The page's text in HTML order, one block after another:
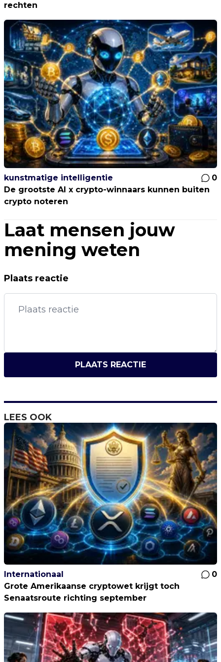
rechten
kunstmatige intelligentie
0
De grootste AI x crypto-winnaars kunnen buiten
crypto noteren
Laat mensen jouw
mening weten
Plaats reactie
PLAATS REACTIE
LEES OOK
Internationaal
0
Grote Amerikaanse cryptowet krijgt toch
Senaatsroute richting september